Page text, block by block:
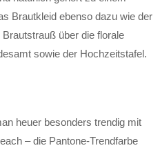
Brautkleid ebenso dazu wie der
über die florale
sowie der Hochzeitstafel.
heuer besonders trendig mit
– die Pantone-Trendfarbe